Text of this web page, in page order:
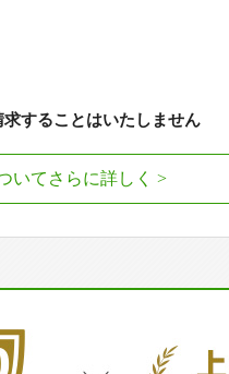
藤和シティコープ松戸上本郷
藤和シティホームズ新松戸
ネバーランド北小金サンフォート
ハイランドテラス八ヶ崎
ファミール
することはいたしません
いてさらに詳しく